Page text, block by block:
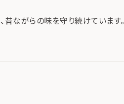
昔ながらの味を守り続けています。